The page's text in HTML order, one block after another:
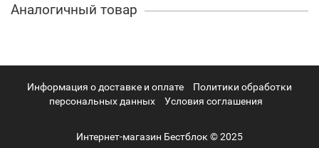
Аналогичный товар
Информация о доставке и оплате
Политики обработки
персональных данных
Условия соглашения
Интернет-магазин Бестблок © 2025